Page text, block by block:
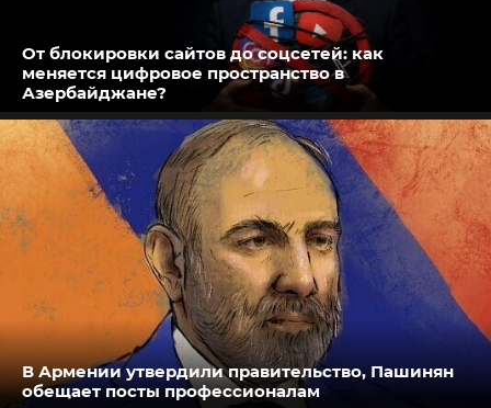
От блокировки сайтов до соцсетей: как
меняется цифровое пространство в
Азербайджане?
В Армении утвердили правительство, Пашинян
обещает посты профессионалам